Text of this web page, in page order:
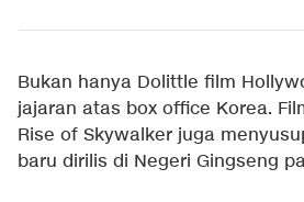
Bukan hanya Dolittle film
jajaran atas box office Korea.
Rise of Skywalker juga
baru dirilis di Negeri Gingseng